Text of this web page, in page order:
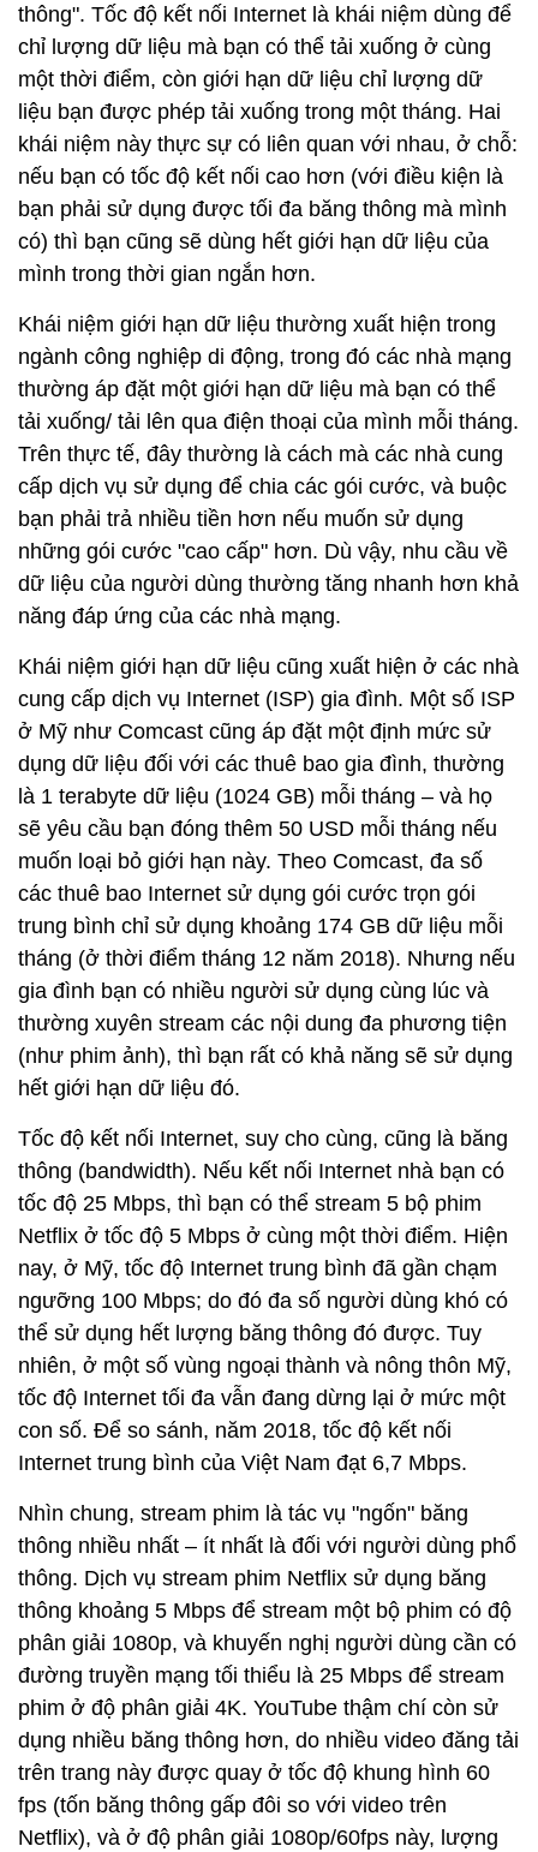
thông". Tốc độ kết nối Internet là khái niệm dùng để
chỉ lượng dữ liệu mà bạn có thể tải xuống ở cùng
một thời điểm, còn giới hạn dữ liệu chỉ lượng dữ
liệu bạn được phép tải xuống trong một tháng. Hai
khái niệm này thực sự có liên quan với nhau, ở chỗ:
nếu bạn có tốc độ kết nối cao hơn (với điều kiện là
bạn phải sử dụng được tối đa băng thông mà mình
có) thì bạn cũng sẽ dùng hết giới hạn dữ liệu của
mình trong thời gian ngắn hơn.
Khái niệm giới hạn dữ liệu thường xuất hiện trong
ngành công nghiệp di động, trong đó các nhà mạng
thường áp đặt một giới hạn dữ liệu mà bạn có thể
tải xuống/ tải lên qua điện thoại của mình mỗi tháng.
Trên thực tế, đây thường là cách mà các nhà cung
cấp dịch vụ sử dụng để chia các gói cước, và buộc
bạn phải trả nhiều tiền hơn nếu muốn sử dụng
những gói cước "cao cấp" hơn. Dù vậy, nhu cầu về
dữ liệu của người dùng thường tăng nhanh hơn khả
năng đáp ứng của các nhà mạng.
Khái niệm giới hạn dữ liệu cũng xuất hiện ở các nhà
cung cấp dịch vụ Internet (ISP) gia đình. Một số ISP
ở Mỹ như Comcast cũng áp đặt một định mức sử
dụng dữ liệu đối với các thuê bao gia đình, thường
là 1 terabyte dữ liệu (1024 GB) mỗi tháng – và họ
sẽ yêu cầu bạn đóng thêm 50 USD mỗi tháng nếu
muốn loại bỏ giới hạn này. Theo Comcast, đa số
các thuê bao Internet sử dụng gói cước trọn gói
trung bình chỉ sử dụng khoảng 174 GB dữ liệu mỗi
tháng (ở thời điểm tháng 12 năm 2018). Nhưng nếu
gia đình bạn có nhiều người sử dụng cùng lúc và
thường xuyên stream các nội dung đa phương tiện
(như phim ảnh), thì bạn rất có khả năng sẽ sử dụng
hết giới hạn dữ liệu đó.
Tốc độ kết nối Internet, suy cho cùng, cũng là băng
thông (bandwidth). Nếu kết nối Internet nhà bạn có
tốc độ 25 Mbps, thì bạn có thể stream 5 bộ phim
Netflix ở tốc độ 5 Mbps ở cùng một thời điểm. Hiện
nay, ở Mỹ, tốc độ Internet trung bình đã gần chạm
ngưỡng 100 Mbps; do đó đa số người dùng khó có
thể sử dụng hết lượng băng thông đó được. Tuy
nhiên, ở một số vùng ngoại thành và nông thôn Mỹ,
tốc độ Internet tối đa vẫn đang dừng lại ở mức một
con số. Để so sánh, năm 2018, tốc độ kết nối
Internet trung bình của Việt Nam đạt 6,7 Mbps.
Nhìn chung, stream phim là tác vụ "ngốn" băng
thông nhiều nhất – ít nhất là đối với người dùng phổ
thông. Dịch vụ stream phim Netflix sử dụng băng
thông khoảng 5 Mbps để stream một bộ phim có độ
phân giải 1080p, và khuyến nghị người dùng cần có
đường truyền mạng tối thiểu là 25 Mbps để stream
phim ở độ phân giải 4K. YouTube thậm chí còn sử
dụng nhiều băng thông hơn, do nhiều video đăng tải
trên trang này được quay ở tốc độ khung hình 60
fps (tốn băng thông gấp đôi so với video trên
Netflix), và ở độ phân giải 1080p/60fps này, lượng